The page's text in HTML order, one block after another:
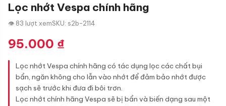
Lọc nhớt Vespa chính hãng
👁 83 lượt xemSKU: s2b-2114
95.000 ₫
Lọc nhớt Vespa chính hãng có tác dụng lọc các chất bụi
bẩn, ngăn không cho lẫn vào nhớt để đảm bảo nhớt được
sạch sẽ trước khi đưa đi bôi trơn.
Lọc nhớt chính hãng Vespa sẽ bị bẩn và biến dạng sau một